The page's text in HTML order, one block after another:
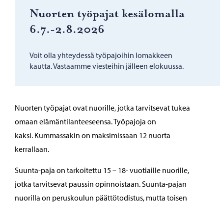
Nuor­ten työ­pa­jat ke­sä­lo­mal­la
6.7.-2.8.2026
Voit olla yhteydessä työpajoihin lomakkeen
kautta. Vastaamme viesteihin jälleen elokuussa.
Nuorten työpajat ovat nuorille, jotka tarvitsevat tukea
omaan elämäntilanteeseensa. Työpajoja on
kaksi. Kummassakin on maksimissaan 12 nuorta
kerrallaan.
Suunta-paja on tarkoitettu 15 – 18- vuotiaille nuorille,
jotka tarvitsevat paussin opinnoistaan. Suunta-pajan
nuorilla on peruskoulun päättötodistus, mutta toisen